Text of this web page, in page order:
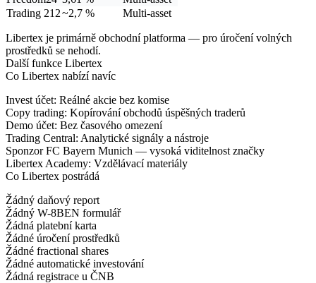
Trading 212~2,7 % Multi-asset
Libertex je primárně obchodní platforma — pro úročení volných
prostředků se nehodí.
Další funkce Libertex
Co Libertex nabízí navíc
Invest účet: Reálné akcie bez komise
Copy trading: Kopírování obchodů úspěšných traderů
Demo účet: Bez časového omezení
Trading Central: Analytické signály a nástroje
Sponzor FC Bayern Munich — vysoká viditelnost značky
Libertex Academy: Vzdělávací materiály
Co Libertex postrádá
Žádný daňový report
Žádný W-8BEN formulář
Žádná platební karta
Žádné úročení prostředků
Žádné fractional shares
Žádné automatické investování
Žádná registrace u ČNB